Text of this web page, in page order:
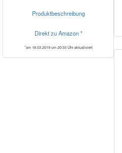
Produktbeschreibung
Direkt zu Amazon *
*am 18.03.2019 um 20:33 Uhr aktualisiert